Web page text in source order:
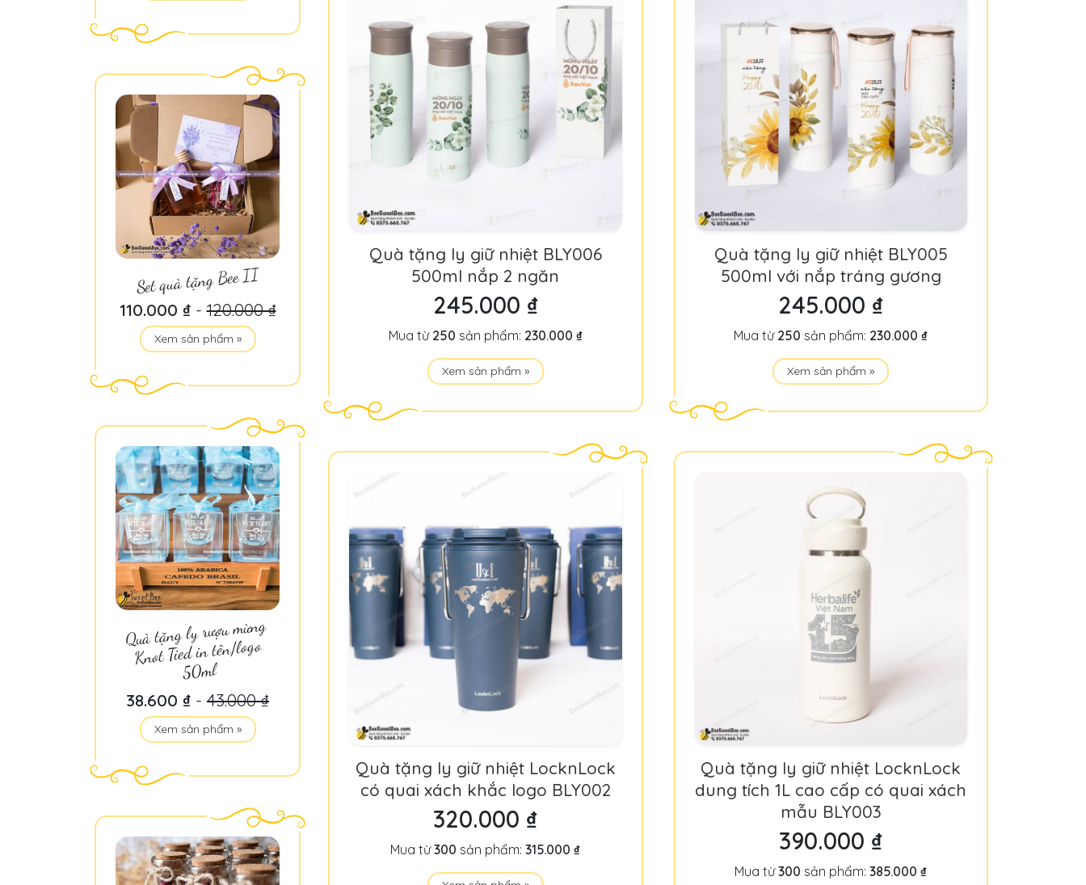
Quà tặng ly giữ nhiệt BLY006
500ml nắp 2 ngăn
245.000 ₫
Mua từ 250 sản phẩm: 230.000 ₫
Xem sản phẩm »
Quà tặng ly giữ nhiệt BLY005
500ml với nắp tráng gương
245.000 ₫
Mua từ 250 sản phẩm: 230.000 ₫
Xem sản phẩm »
Quà tặng ly giữ nhiệt LocknLock
có quai xách khắc logo BLY002
320.000 ₫
Mua từ300 sản phẩm:315.000 ₫
Quà tặng ly giữ nhiệt LocknLock
dung tích 1L cao cấp có quai xách
mẫu BLY003
390.000 ₫
Mua từ300 sản phẩm:385.000 ₫
Set quà tặng Bee II
110.000 ₫-120.000 ₫
Xem sản phẩm »
Quà tặng ly rượu mừng
Knot Tied in tên/logo
50ml
38.600 ₫ - 43.000 ₫
Xem sản phẩm »